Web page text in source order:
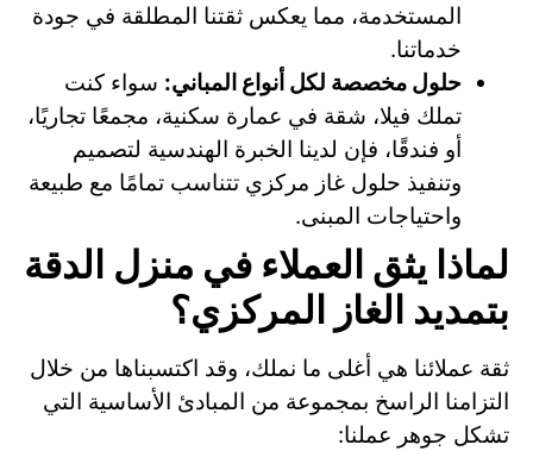
المستخدمة، مما يعكس ثقتنا المطلقة في جودة
خدماتنا.
حلول مخصصة لكل أنواع المباني: سواء كنت
تملك فيلا، شقة في عمارة سكنية، مجمعًا تجاريًا،
أو فندقًا، فإن لدينا الخبرة الهندسية لتصميم
وتنفيذ حلول غاز مركزي تتناسب تمامًا مع طبيعة
واحتياجات المبنى.
لماذا يثق العملاء في منزل الدقة
بتمديد الغاز المركزي؟
ثقة عملائنا هي أغلى ما نملك، وقد اكتسبناها من خلال
التزامنا الراسخ بمجموعة من المبادئ الأساسية التي
تشكل جوهر عملنا: